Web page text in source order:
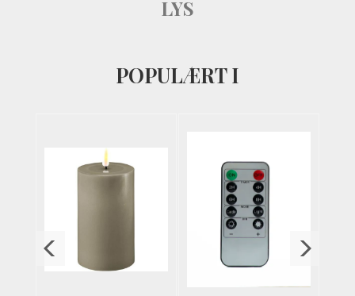
LYS
POPULÆRT I